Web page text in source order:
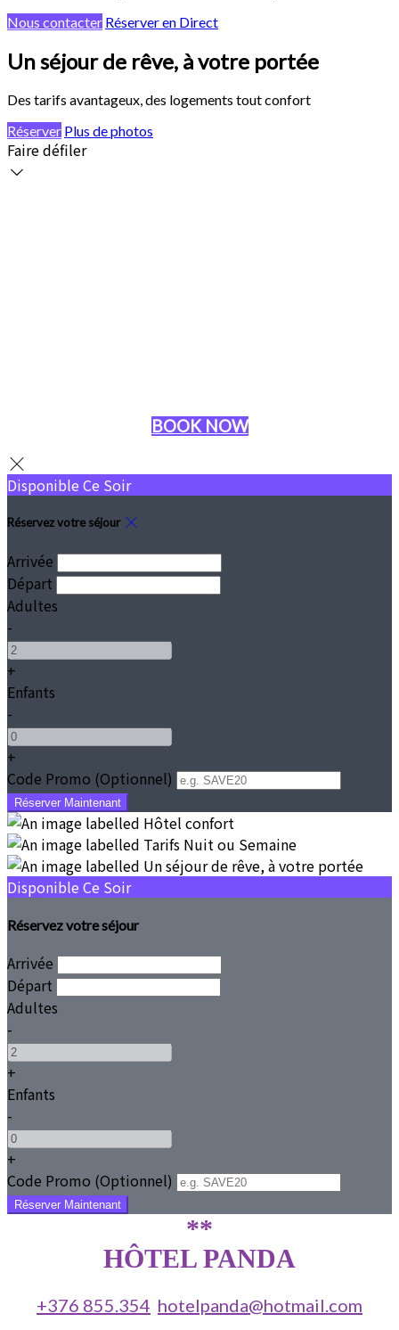
Nous contacter Réserver en Direct
Un séjour de rêve, à votre portée
Des tarifs avantageux, des logements tout confort
Réserver Plus de photos
Faire défiler
BOOK NOW
Disponible Ce Soir
Réservez votre séjour
Arrivée
Départ
Adultes
-
+
Enfants
-
+
Code Promo (Optionnel)
Disponible Ce Soir
Réservez votre séjour
Arrivée
Départ
Adultes
-
+
Enfants
-
+
Code Promo (Optionnel)
**
HÔTEL PANDA
+376 855.354 hotelpanda@hotmail.com